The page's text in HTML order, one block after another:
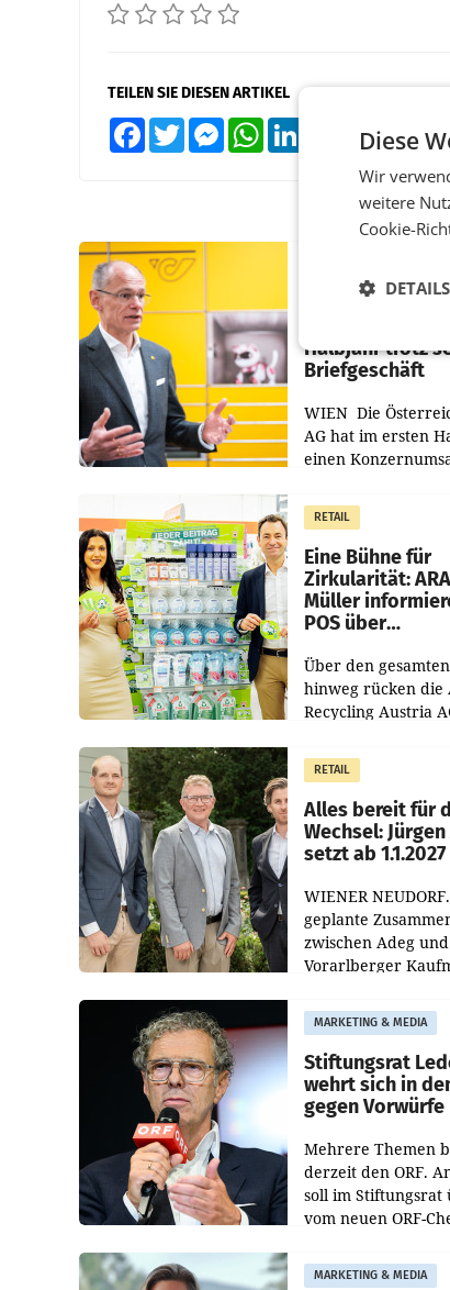
TEILEN SIE DIESEN ARTIKEL
FacebookTwitter MessengerWhatsApp
Österreichische
Halbjahr trotz
Briefgeschäft
WIEN Die
AG hat im ersten
einen
erwirtschaftet, was
von 3,8 Prozent
dem
RETAIL
Eine Bühne für
Zirkularität:
Müller
POS über
Über den
hinweg rücken die
Recycling Austria
Müller die Initiative
Helden“ in allen
österreichischen
RETAIL
Alles bereit für
Wechsel:
setzt ab
WIENER
geplante
zwischen Adeg
Vorarlberger
freigegeben: Die
und der
MARKETING & MEDIA
Stiftungsrat
wehrt sich in
gegen Vorwürfe
Mehrere Themen
derzeit den ORF.
soll im Stiftungsrat
vom neuen ORF-
Besetzungen für die
MARKETING & MEDIA
Diese
Wir
weitere
Cookie-